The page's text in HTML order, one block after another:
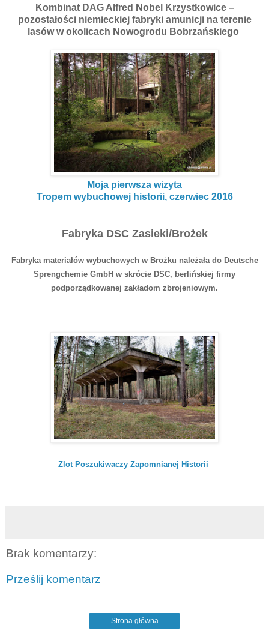
Kombinat DAG Alfred Nobel Krzystkowice –
pozostałości niemieckiej fabryki amunicji na terenie
lasów w okolicach Nowogrodu Bobrzańskiego
Moja pierwsza wizyta
Tropem wybuchowej historii, czerwiec 2016
Fabryka DSC Zasieki/Brożek
Fabryka materiałów wybuchowych w Brożku należała do Deutsche
Sprengchemie GmbH w skrócie DSC, berlińskiej firmy
podporządkowanej zakładom zbrojeniowym.
Zlot Poszukiwaczy Zapomnianej Historii
Brak komentarzy:
Prześlij komentarz
Strona główna